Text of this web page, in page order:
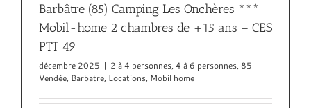
Barbâtre (85) Camping Les Onchères ***
Mobil-home 2 chambres de +15 ans – CES
PTT 49
décembre 2025 | 2 à 4 personnes, 4 à 6 personnes, 85
Vendée, Barbatre, Locations, Mobil home